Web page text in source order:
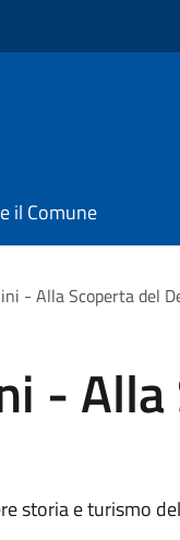
il Comune
- Alla Scoperta del
- Alla
storia e turismo